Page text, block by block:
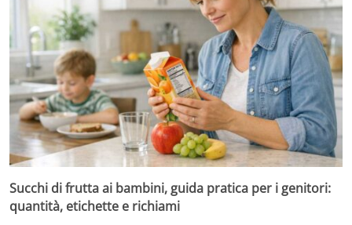
Succhi di frutta ai bambini, guida pratica per i genitori:
quantità, etichette e richiami